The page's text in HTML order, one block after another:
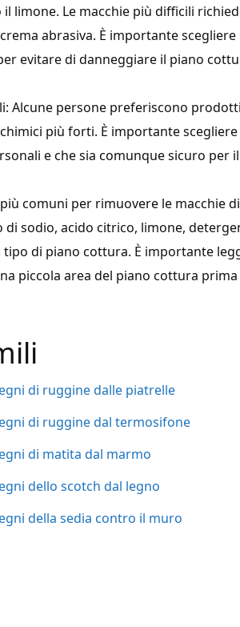
limone. Le macchie più difficili
abrasiva. È importante
evitare di danneggiare il piano
Alcune persone preferiscono
più forti. È importante
e che sia comunque sicuro per
comuni per rimuovere le macchie
sodio, acido citrico, limone,
di piano cottura. È importante
piccola area del piano cottura
di ruggine dalle piatrelle
di ruggine dal termosifone
di matita dal marmo
dello scotch dal legno
della sedia contro il muro